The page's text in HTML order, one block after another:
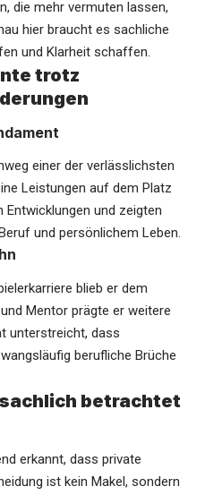
die mehr vermuten lassen,
hier braucht es sachliche
und Klarheit schaffen.
trotz
einer der verlässlichsten
Leistungen auf dem Platz
Entwicklungen und zeigten
und persönlichem Leben.
blieb er dem
Mentor prägte er weitere
unterstreicht, dass
berufliche Brüche
betrachtet
erkannt, dass private
ist kein Makel, sondern